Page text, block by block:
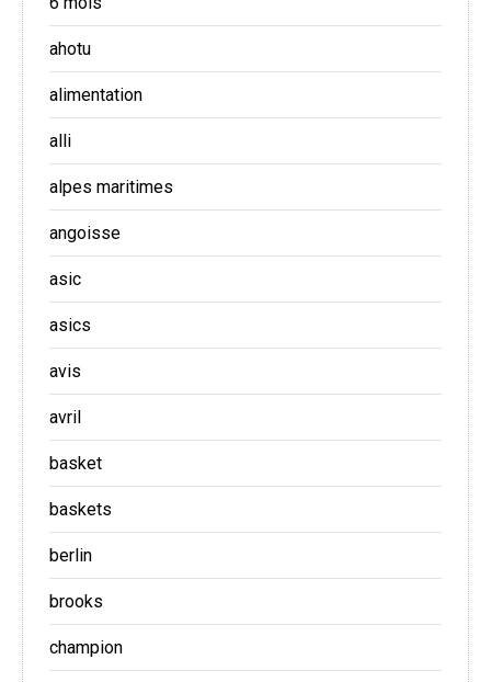
ahotu
alimentation
alli
alpes maritimes
angoisse
asic
asics
avis
avril
basket
baskets
berlin
brooks
champion